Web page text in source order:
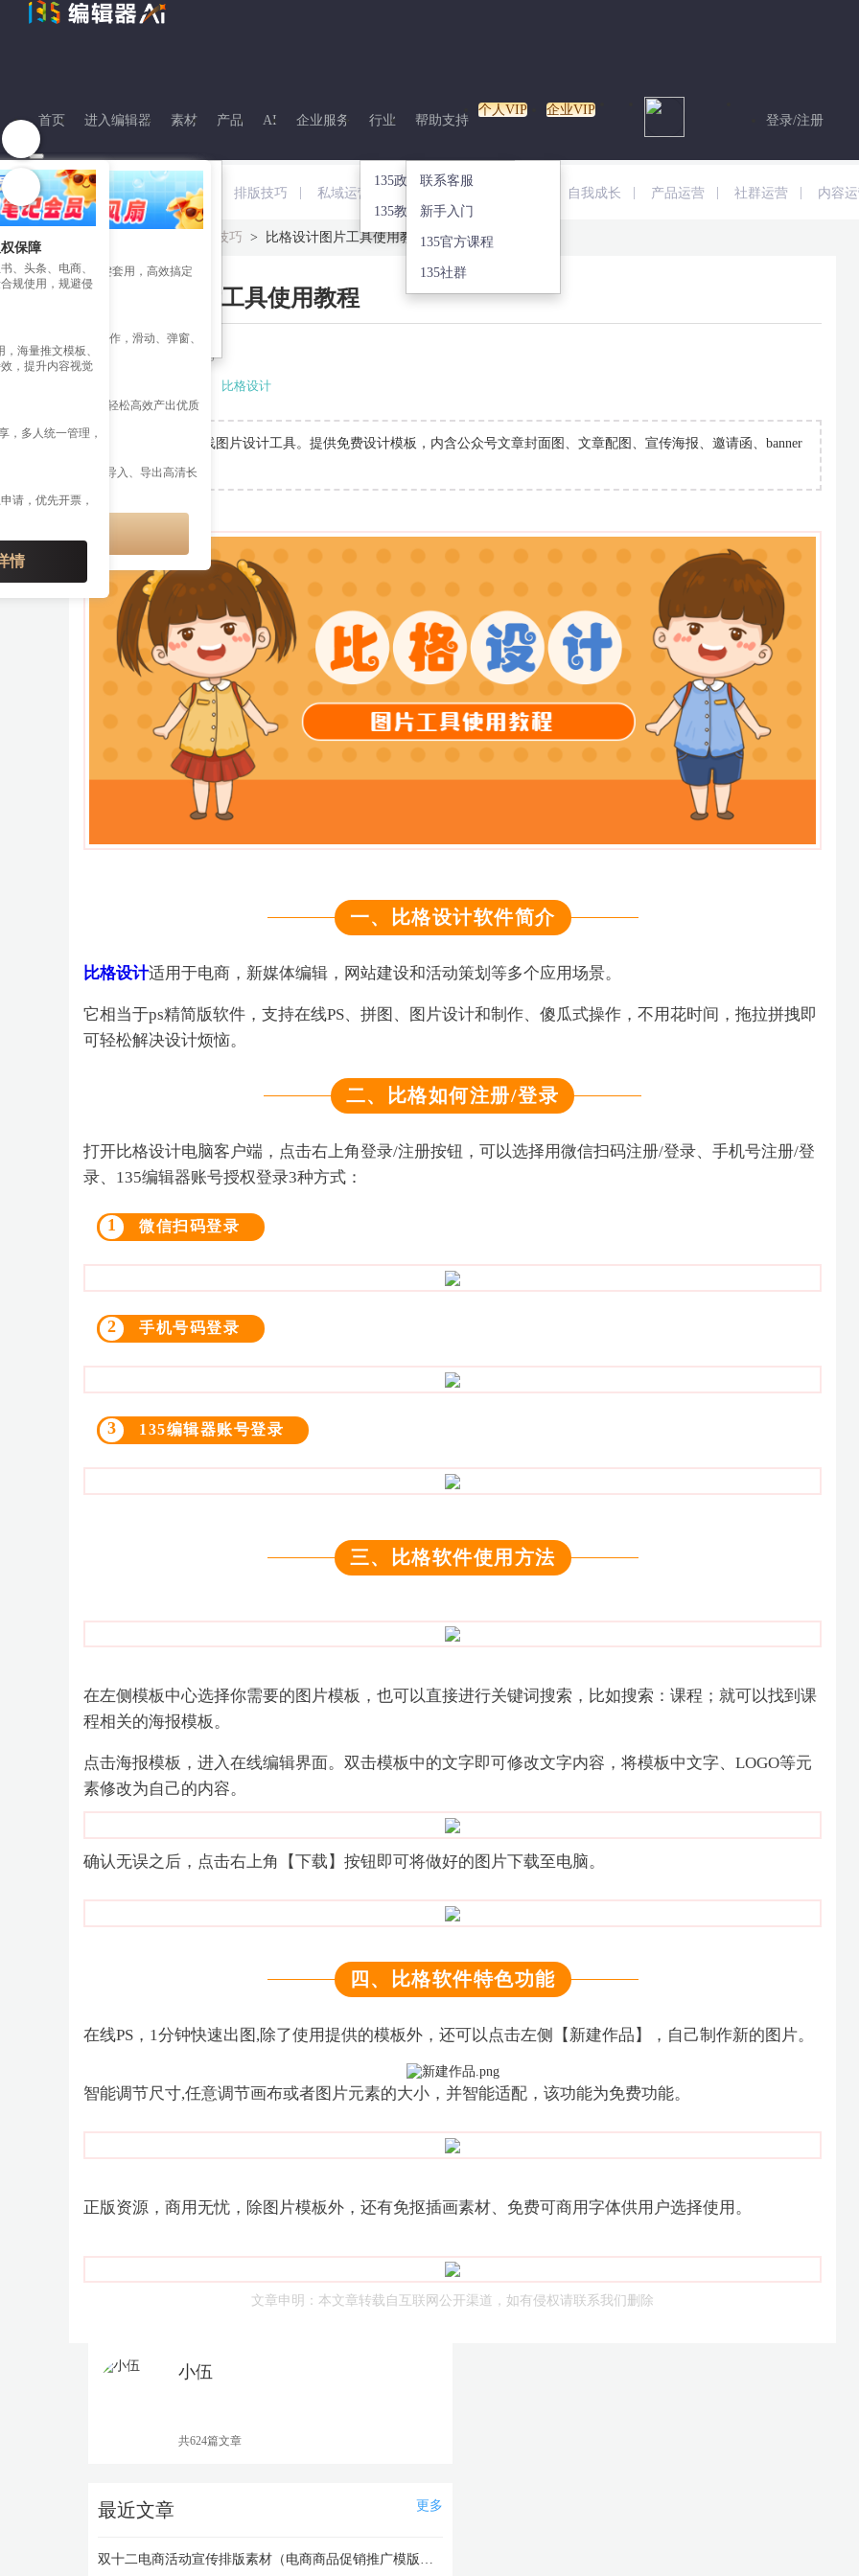
首页 进入编辑器 素材
热点
135笔记
营销日历
产品
资源下载
135客户端下载
135公众号插件下载
135多平台分发
AI
图片工具
极速作图
图片拼图
135摄影图
图片美化
企业服务
企业赋能
135企业培训
行业
135政企专栏
135教育专栏
帮助支持
联系客服
新手入门
135官方课程
135社群
个人VIP
材
+ 精美推文模板一键套用，高效搞定
图、互动模板一键制作，滑动、弹窗、
交互效果随心用
AI 文章配图改图，轻松高效产出优质
众号管理、多格式导入、导出高清长
企业VIP
保障
、头条、电商、
规使用，规避侵
海量推文模板、
，提升内容视觉
，多人统一管理，
请，优先开票，
情
登录/注册
PPT制作 排版技巧 私域运营 自我成长 产品运营 社群运营 内容
排版技巧 > 比格设计图片工具使用教程
比格设计图片工具使用教程
2020-11-20 11:47:36
比格设计
比格设计是一款在线图片设计工具。提供免费设计模板，内含公众号文章封面图、文章配图、宣传海报、邀请函、banner
等多个模板类型。
一、比格设计软件简介
比格设计适用于电商，新媒体编辑，网站建设和活动策划等多个应用场景。
它相当于ps精简版软件，支持在线PS、拼图、图片设计和制作、傻瓜式操作，不用花时间，拖拉拼拽即
可轻松解决设计烦恼。
二、比格如何注册/登录
打开比格设计电脑客户端，点击右上角登录/注册按钮，可以选择用微信扫码注册/登录、手机号注册/登
录、135编辑器账号授权登录3种方式：
1 微信扫码登录
2 手机号码登录
3 135编辑器账号登录
三、比格软件使用方法
在左侧模板中心选择你需要的图片模板，也可以直接进行关键词搜索，比如搜索：课程；就可以找到课
程相关的海报模板。
点击海报模板，进入在线编辑界面。双击模板中的文字即可修改文字内容，将模板中文字、LOGO等元
素修改为自己的内容。
确认无误之后，点击右上角【下载】按钮即可将做好的图片下载至电脑。
四、比格软件特色功能
在线PS，1分钟快速出图,除了使用提供的模板外，还可以点击左侧【新建作品】，自己制作新的图片。
智能调节尺寸,任意调节画布或者图片元素的大小，并智能适配，该功能为免费功能。
正版资源，商用无忧，除图片模板外，还有免抠插画素材、免费可商用字体供用户选择使用。
文章申明：本文章转载自互联网公开渠道，如有侵权请联系我们删除
小伍
共624篇文章
最近文章 更多
双十二电商活动宣传排版素材（电商商品促销推广模版样式）